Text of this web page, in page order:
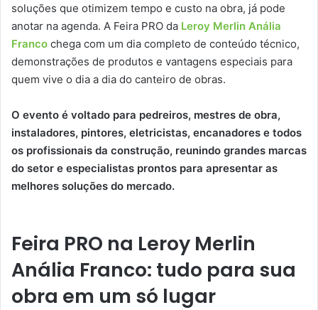
soluções que otimizem tempo e custo na obra, já pode
anotar na agenda. A Feira PRO da Leroy Merlin Anália
Franco chega com um dia completo de conteúdo técnico,
demonstrações de produtos e vantagens especiais para
quem vive o dia a dia do canteiro de obras.
O evento é voltado para pedreiros, mestres de obra,
instaladores, pintores, eletricistas, encanadores e todos
os profissionais da construção, reunindo grandes marcas
do setor e especialistas prontos para apresentar as
melhores soluções do mercado.
Feira PRO na Leroy Merlin
Anália Franco: tudo para sua
obra em um só lugar